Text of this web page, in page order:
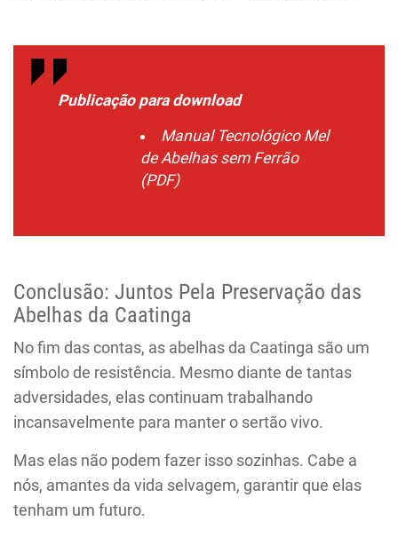
Publicação para download
Manual Tecnológico Mel
de Abelhas sem Ferrão
(PDF)
Conclusão: Juntos Pela Preservação das
Abelhas da Caatinga
No fim das contas, as abelhas da Caatinga são um
símbolo de resistência. Mesmo diante de tantas
adversidades, elas continuam trabalhando
incansavelmente para manter o sertão vivo.
Mas elas não podem fazer isso sozinhas. Cabe a
nós, amantes da vida selvagem, garantir que elas
tenham um futuro.